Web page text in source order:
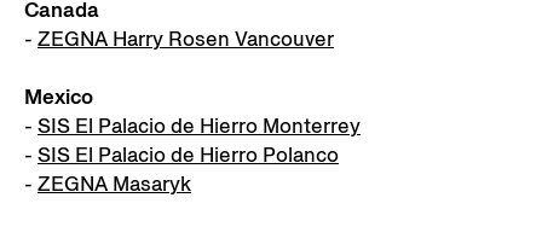
Canada
- ZEGNA Harry Rosen Vancouver
Mexico
- SIS El Palacio de Hierro Monterrey
- SIS El Palacio de Hierro Polanco
- ZEGNA Masaryk